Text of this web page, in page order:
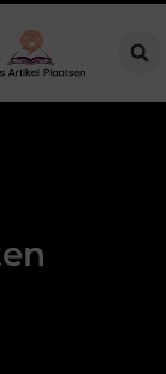
verrassingen